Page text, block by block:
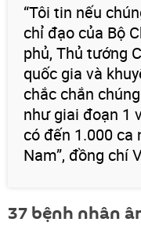
“Tôi tin nếu
chỉ đạo của Bộ
phủ, Thủ tướng
quốc gia và
chắc chắn
như giai đoạn 1
có đến 1.000 ca
Nam”, đồng chí
37 bệnh nhân